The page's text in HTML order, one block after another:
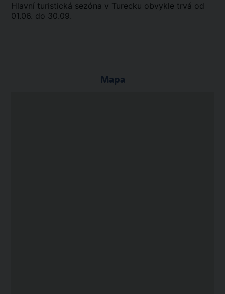
Hlavní turistická sezóna v Turecku obvykle trvá od
01.06. do 30.09.
Mapa